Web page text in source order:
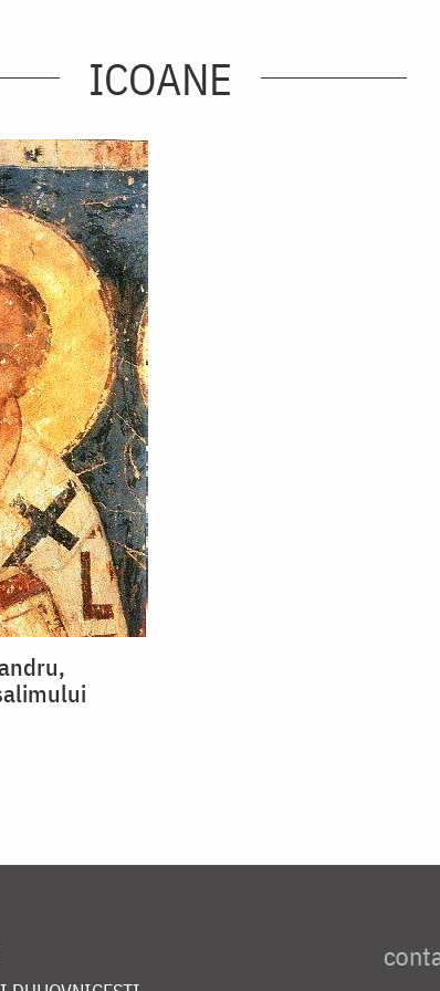
ICOANE